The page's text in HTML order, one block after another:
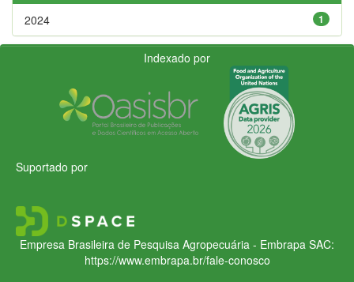
1
2024
Indexado por
Suportado por
Empresa Brasileira de Pesquisa Agropecuária - Embrapa SAC:
https://www.embrapa.br/fale-conosco